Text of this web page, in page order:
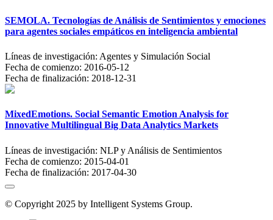
SEMOLA. Tecnologías de Análisis de Sentimientos y emociones
para agentes sociales empáticos en inteligencia ambiental
Líneas de investigación: Agentes y Simulación Social
Fecha de comienzo: 2016-05-12
Fecha de finalización: 2018-12-31
MixedEmotions. Social Semantic Emotion Analysis for
Innovative Multilingual Big Data Analytics Markets
Líneas de investigación: NLP y Análisis de Sentimientos
Fecha de comienzo: 2015-04-01
Fecha de finalización: 2017-04-30
© Copyright 2025 by Intelligent Systems Group.